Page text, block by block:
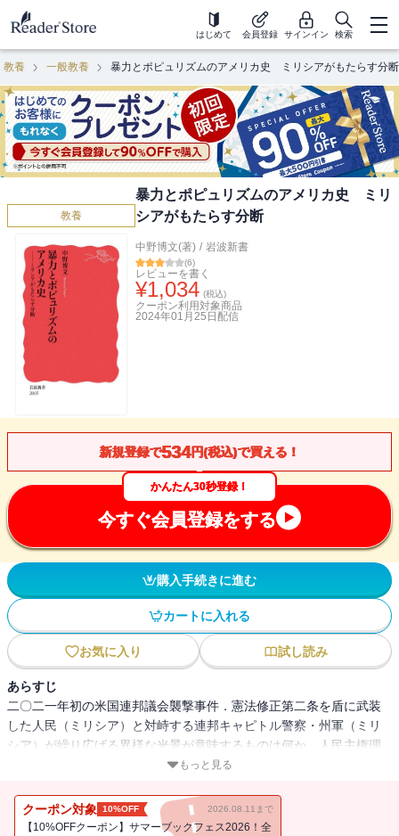
はじめて 会員登録 サインイン 検索
教養 一般教養 暴力とポピュリズムのアメリカ史 ミリシアがもたらす分断
教養
暴力とポピュリズムのアメリカ史 ミリ
シアがもたらす分断
中野博文(著) / 岩波新書
(6)
レビューを書く
¥1,034 (税込)
クーポン利用対象商品
2024年01月25日 配信
新規登録で534円(税込)で買える！
かんたん30秒登録！
今すぐ会員登録をする
購入手続きに進む
カートに入れる
お気に入り 試し読み
あらすじ
二〇二一年初の米国連邦議会襲撃事件．憲法修正第二条を盾に武装
した人民（ミリシア）と対峙する連邦キャピトル警察・州軍（ミリ
シア）が繰り広げる異様な光景が意味するものは何か．人民主権理
念に基づいた国づくりを支え，時に反乱の母体となったミリシアか
もっと見る
クーポン対象 10%OFF 2026.08.11まで
【10%OFFクーポン】サマーブックフェス2026！全